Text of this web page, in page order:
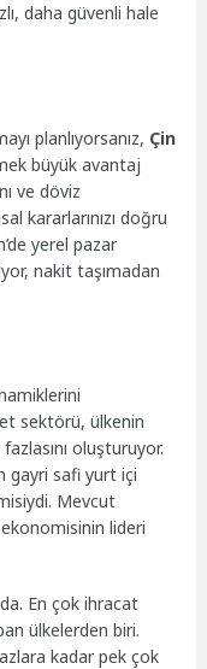
daha güvenli hale
planlıyorsanız, Çin
büyük avantaj
ve döviz
kararlarınızı doğru
yerel pazar
nakit taşımadan
sektörü, ülkenin
oluşturuyor.
gayri safi yurt içi
Mevcut
lideri
En çok ihracat
ülkelerden biri.
kadar pek çok